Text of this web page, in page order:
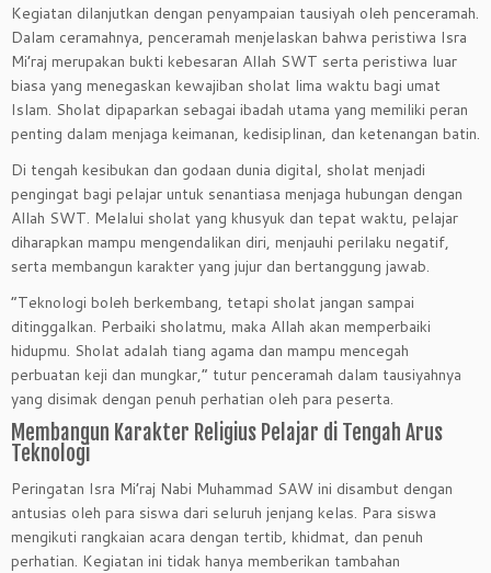
Kegiatan dilanjutkan dengan penyampaian tausiyah oleh penceramah.
Dalam ceramahnya, penceramah menjelaskan bahwa peristiwa Isra
Mi’raj merupakan bukti kebesaran Allah SWT serta peristiwa luar
biasa yang menegaskan kewajiban sholat lima waktu bagi umat
Islam. Sholat dipaparkan sebagai ibadah utama yang memiliki peran
penting dalam menjaga keimanan, kedisiplinan, dan ketenangan batin.
Di tengah kesibukan dan godaan dunia digital, sholat menjadi
pengingat bagi pelajar untuk senantiasa menjaga hubungan dengan
Allah SWT. Melalui sholat yang khusyuk dan tepat waktu, pelajar
diharapkan mampu mengendalikan diri, menjauhi perilaku negatif,
serta membangun karakter yang jujur dan bertanggung jawab.
“Teknologi boleh berkembang, tetapi sholat jangan sampai
ditinggalkan. Perbaiki sholatmu, maka Allah akan memperbaiki
hidupmu. Sholat adalah tiang agama dan mampu mencegah
perbuatan keji dan mungkar,” tutur penceramah dalam tausiyahnya
yang disimak dengan penuh perhatian oleh para peserta.
Membangun Karakter Religius Pelajar di Tengah Arus
Teknologi
Peringatan Isra Mi’raj Nabi Muhammad SAW ini disambut dengan
antusias oleh para siswa dari seluruh jenjang kelas. Para siswa
mengikuti rangkaian acara dengan tertib, khidmat, dan penuh
perhatian. Kegiatan ini tidak hanya memberikan tambahan